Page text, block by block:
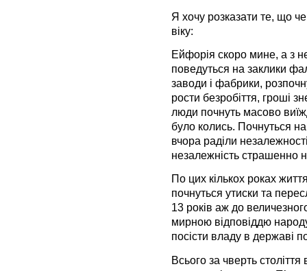
Я хочу розказати те, що
віку:
Ейфорія скоро мине, а з
поведуться на заклики
заводи і фабрики,
рости безробіття, гроші
люди почнуть масово
було колись. Почнуться
вчора раділи
незалежність страшенно
По цих кількох роках
почнуться утиски та
13 років аж до
мирною відповіддю
посісти владу в державі
Всього за чверть